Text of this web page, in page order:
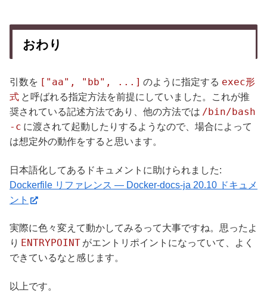
おわり
引数を ["aa", "bb", ...] のように指定する exec形
式 と呼ばれる指定方法を前提にしていました。これが推
奨されている記述方法であり、他の方法では /bin/bash
-c に渡されて起動したりするようなので、場合によって
は想定外の動作をすると思います。
日本語化してあるドキュメントに助けられました:
Dockerfile リファレンス — Docker-docs-ja 20.10 ドキュメ
ント
実際に色々変えて動かしてみるって大事ですね。思ったよ
り ENTRYPOINT がエントリポイントになっていて、よく
できているなと感じます。
以上です。